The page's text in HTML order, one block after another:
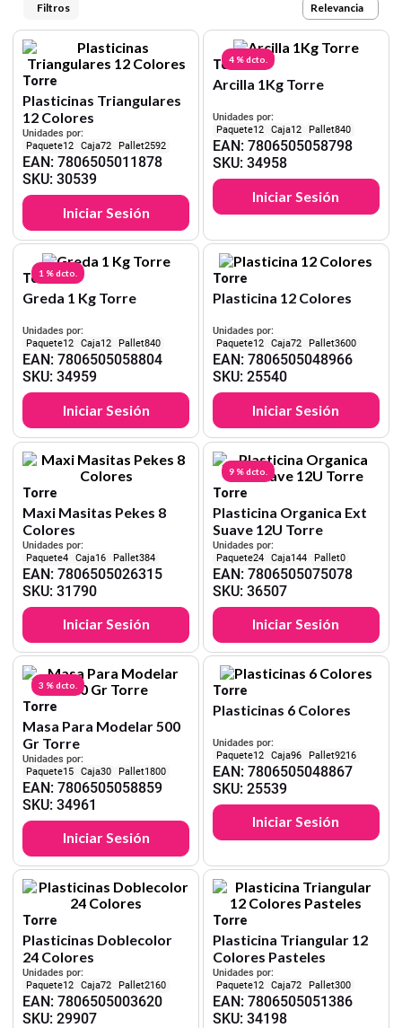
10. lapiz
Relevancia
Torre
Plasticinas Triangulares
12 Colores
Unidades por:
12
72 2592
EAN:7806505011878
SKU:30539
Iniciar Sesión
4 %dcto.
Torre
Arcilla 1Kg Torre
Unidades por:
12
12 840
EAN: 7806505058798
SKU: 34958
Iniciar Sesión
1 %dcto.
Torre
Greda 1 Kg Torre
Unidades por:
12
12 840
EAN:7806505058804
SKU:34959
Iniciar Sesión
Torre
Plasticina 12 Colores
Unidades por:
12
72 3600
EAN: 7806505048966
SKU: 25540
Iniciar Sesión
Torre
Maxi Masitas Pekes 8
Colores
Unidades por:
4
16 384
EAN:7806505026315
SKU:31790
Iniciar Sesión
9 %dcto.
Torre
Plasticina Organica Ext
Suave 12U Torre
Unidades por:
24
144 0
EAN: 7806505075078
SKU: 36507
Iniciar Sesión
3 %dcto.
Torre
Masa Para Modelar 500
Gr Torre
Unidades por:
15
30 1800
EAN:7806505058859
SKU:34961
Iniciar Sesión
Torre
Plasticinas 6 Colores
Unidades por:
12
96 9216
EAN: 7806505048867
SKU: 25539
Iniciar Sesión
Torre
Plasticinas Doblecolor
24 Colores
Unidades por:
12
72 2160
EAN:7806505003620
SKU:29907
Torre
Plasticina Triangular 12
Colores Pasteles
Unidades por:
12
72 300
EAN: 7806505051386
SKU: 34198